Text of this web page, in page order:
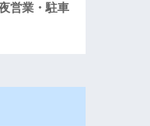
営業・駐車